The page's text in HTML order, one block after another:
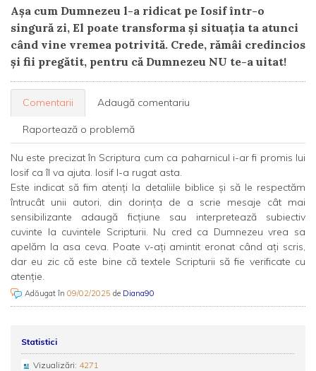
Așa cum Dumnezeu l-a ridicat pe Iosif într-o
singură zi, El poate transforma și situația ta atunci
când vine vremea potrivită. Crede, rămâi credincios
și fii pregătit, pentru că Dumnezeu NU te-a uitat!
Comentarii Adaugă comentariu
Raportează o problemă
Nu este precizat în Scriptura cum ca paharnicul i-ar fi promis lui
Iosif ca îl va ajuta. Iosif l-a rugat asta.
Este indicat să fim atenți la detaliile biblice și să le respectăm
întrucât unii autori, din dorința de a scrie mesaje cât mai
sensibilizante adaugă ficțiune sau interpretează subiectiv
cuvinte la cuvintele Scripturii. Nu cred ca Dumnezeu vrea sa
apelăm la asa ceva. Poate v-ați amintit eronat când ați scris,
dar eu zic că este bine că textele Scripturii să fie verificate cu
atenție.
Adăugat în 09/02/2025 de Diana90
Statistici
Vizualizări: 4271